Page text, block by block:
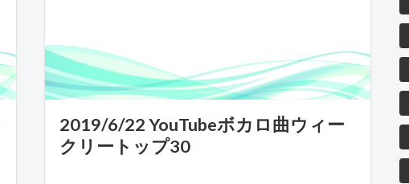
2019/6/22 YouTubeボカロ曲ウィー
クリートップ30